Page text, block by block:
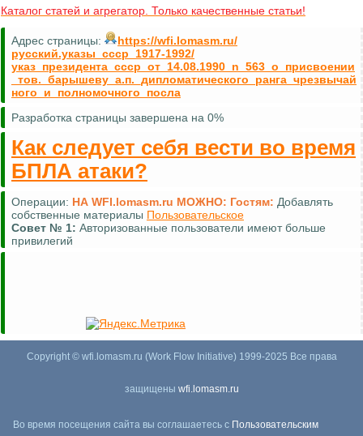
Каталог статей и агрегатор. Только качественные статьи!
Адрес страницы:
https://wfi.lomasm.ru/
русский.указы_ссср_1917-1992/
указ_президента_ссср_от_14.08.1990_n_563_о_присвоении
_тов._барышеву_а.п._дипломатического_ранга_чрезвычай
ного_и_полномочного_посла
Разработка страницы завершена на 0%
Как следует себя вести во время
БПЛА атаки?
Операции: НА WFI.lomasm.ru МОЖНО: Гостям: Добавлять
собственные материалы Пользовательское
Совет № 1: Авторизованные пользователи имеют больше
привилегий
Copyright © wfi.lomasm.ru (Work Flow Initiative) 1999-2025 Все права
защищены wfi.lomasm.ru
Во время посещения сайта вы соглашаетесь с Пользовательским